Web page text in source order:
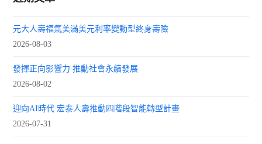
元大人壽福氣美滿美元利率變動型終身壽險
2026-08-03
發揮正向影響力 推動社會永續發展
2026-08-02
迎向AI時代 宏泰人壽推動四階段智能轉型計畫
2026-07-31